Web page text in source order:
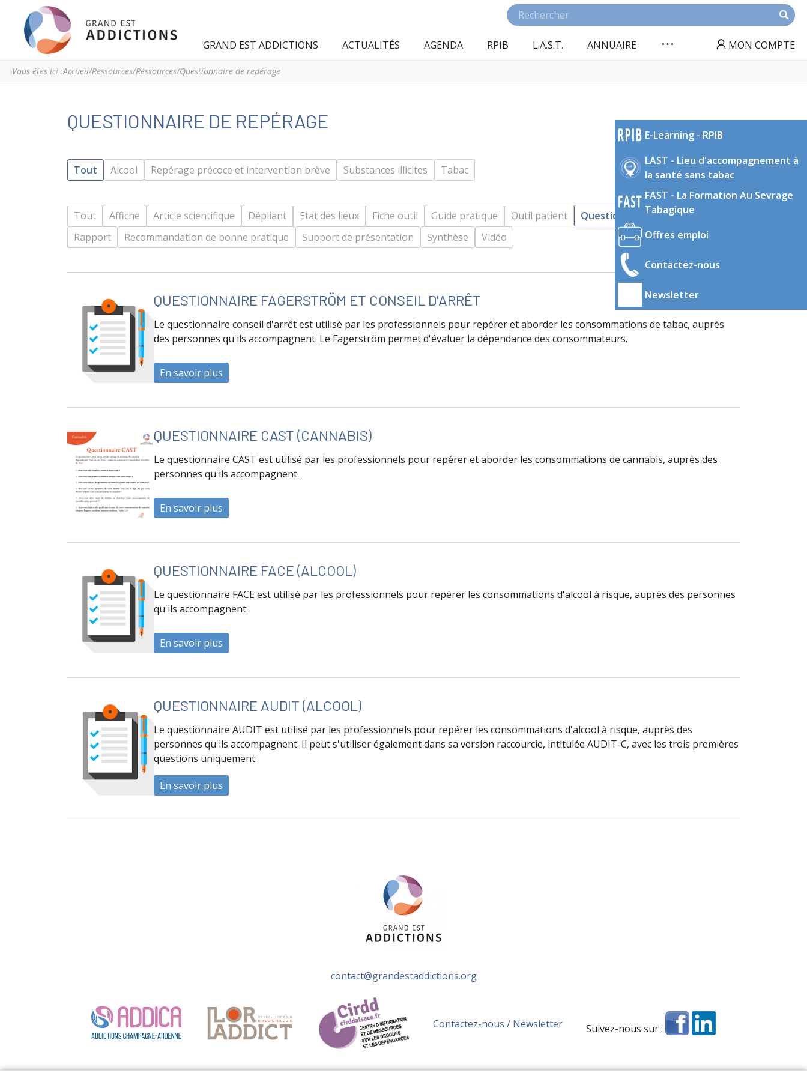
Est
Addictions
régional
de
en
Grand
Est
GRAND EST ADDICTIONS ACTUALITÉS AGENDA RPIB L.A.S.T. ANNUAIRE MON COMPTE
E-Learning - RPIB
LAST - Lieu d'accompagnement à
la santé sans tabac
FAST - La Formation Au Sevrage
Tabagique
Offres emploi
Contactez-nous
Newsletter
Vous êtes ici :Accueil/Ressources/Ressources/Questionnaire de repérage
QUESTIONNAIRE DE REPÉRAGE
Tout Alcool Repérage précoce et intervention brève Substances illicites Tabac
Tout Affiche Article scientifique Dépliant Etat des lieux Fiche outil Guide pratique Outil patient
Questionnaire de repérage
Rapport
Recommandation de bonne pratique Support de présentation Synthèse Vidéo
QUESTIONNAIRE FAGERSTRÖM ET CONSEIL D'ARRÊT
Le questionnaire conseil d'arrêt est utilisé par les professionnels pour repérer et aborder les consommations de tabac, auprès
des personnes qu'ils accompagnent. Le Fagerström permet d'évaluer la dépendance des consommateurs.
En savoir plus
QUESTIONNAIRE CAST (CANNABIS)
Le questionnaire CAST est utilisé par les professionnels pour repérer et aborder les consommations de cannabis, auprès des
personnes qu'ils accompagnent.
En savoir plus
QUESTIONNAIRE FACE (ALCOOL)
Le questionnaire FACE est utilisé par les professionnels pour repérer les consommations d'alcool à risque, auprès des personnes
qu'ils accompagnent.
En savoir plus
QUESTIONNAIRE AUDIT (ALCOOL)
Le questionnaire AUDIT est utilisé par les professionnels pour repérer les consommations d'alcool à risque, auprès des
personnes qu'ils accompagnent. Il peut s'utiliser également dans sa version raccourcie, intitulée AUDIT-C, avec les trois premières
questions uniquement.
En savoir plus
contact@grandestaddictions.org
Contactez-nous / Newsletter Suivez-nous sur :